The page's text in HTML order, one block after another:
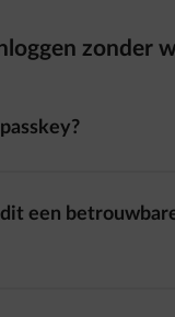
zonder
een